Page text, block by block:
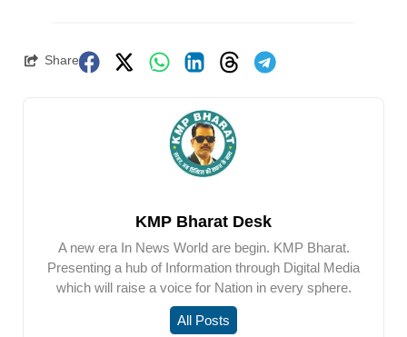
Share
KMP Bharat Desk
A new era In News World are begin. KMP Bharat.
Presenting a hub of Information through Digital Media
which will raise a voice for Nation in every sphere.
All Posts